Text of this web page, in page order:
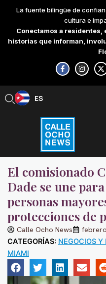
content
La fuente bilingüe de
cultura e
Conectamos a residentes,
historias que informan,
F
a
c
e
-
f
I
n
s
t
X
-
t
w
ES
EN
El comisionado
Dade se une
personas
protecciones de
Calle Ocho News
CATEGORÍAS: NEGOCIOS
MIAMI